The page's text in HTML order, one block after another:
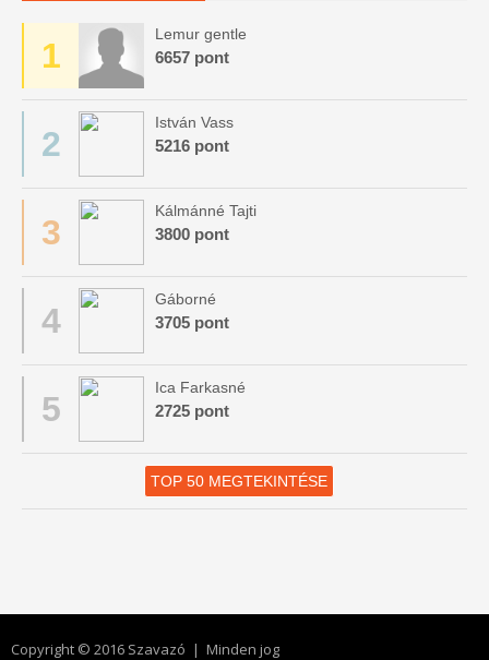
1
Lemur gentle
6657 pont
2
István Vass
5216 pont
3
Kálmánné Tajti
3800 pont
4
Gáborné
3705 pont
5
Ica Farkasné
2725 pont
TOP 50 MEGTEKINTÉSE
Copyright © 2016 Szavazó | Minden jog